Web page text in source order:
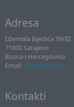
Adresa
Džemala Bijedića 39/III
71000 Sarajevo
Bosna i Hercegovina
Email: sllist@sllist.ba
Kontakti